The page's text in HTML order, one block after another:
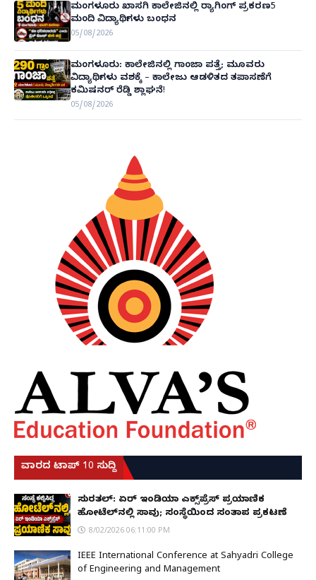
ಮಂಗಳೂರು ಖಾಸಗಿ ಕಾಲೇಜಿನಲ್ಲಿ ರ‌್ಯಾಗಿಂಗ್ ಪ್ರಕರಣ5
ಮಂದಿ ವಿದ್ಯಾರ್ಥಿಗಳು ಬಂಧನ
05/08/2026
ಮಂಗಳೂರು: ಕಾಲೇಜಿನಲ್ಲಿ ಗಾಂಜಾ ಪತ್ತೆ; ಮೂವರು
ವಿದ್ಯಾರ್ಥಿಗಳು ವಶಕ್ಕೆ – ಕಾಲೇಜು ಆಡಳಿತದ ತಪಾಸಣೆಗೆ
ಕಮಿಷನರ್ ರೆಡ್ಡಿ ಶ್ಲಾಘನೆ!
05/08/2026
ವಾರದ ಟಾಪ್ 10 ಸುದ್ದಿ
ಸುರತ್ಕಲ್: ಏರ್ ಇಂಡಿಯಾ ಎಕ್ಸ್‌ಪ್ರೆಸ್ ಪ್ರಯಾಣಿಕ
ಹೋಟೆಲ್‌ನಲ್ಲಿ ಸಾವು; ಸಂಸ್ಥೆಯಿಂದ ಸಂತಾಪ ಪ್ರಕಟಣೆ
8/02/2026 06:11:00 PM
IEEE International Conference at Sahyadri College
of Engineering and Management